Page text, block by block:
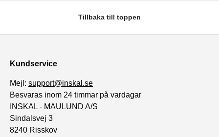
Tillbaka till toppen
Kundservice
Mejl: support@inskal.se
Besvaras inom 24 timmar på vardagar
INSKAL - MAULUND A/S
Sindalsvej 3
8240 Risskov